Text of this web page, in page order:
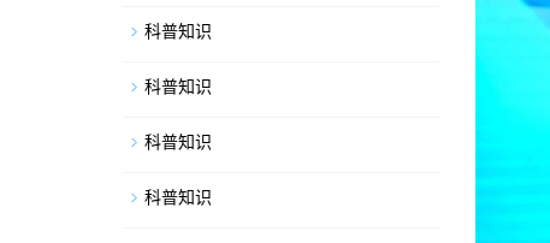
科普知识
科普知识
科普知识
科普知识